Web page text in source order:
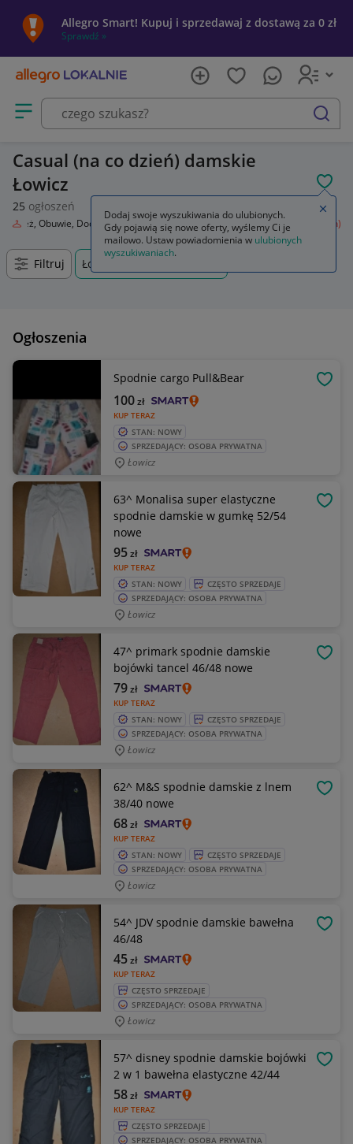
Allegro Smart! Kupuj i sprzedawaj z dostawą za 0 zł
Sprawdź »
Otwórz menu z kategoriami
szukaj
Casual (na co dzień) damskie
Łowicz
25 ogłoszeń
Odzież, Obuwie, Dodatki Odzież damska Spodnie Casual (na co dzień)
Filtruj Łowicz, Łódzkie, +0 km
Ogłoszenia
Spodnie cargo Pull&Bear
KUP TERAZ
100zł
STAN: NOWY
SPRZEDAJĄCY: OSOBA PRYWATNA
Łowicz
63^ Monalisa super elastyczne
spodnie damskie w gumkę 52/54
nowe
KUP TERAZ
95zł
STAN: NOWY
CZĘSTO SPRZEDAJE
SPRZEDAJĄCY: OSOBA PRYWATNA
Łowicz
47^ primark spodnie damskie
bojówki tancel 46/48 nowe
KUP TERAZ
79zł
STAN: NOWY
CZĘSTO SPRZEDAJE
SPRZEDAJĄCY: OSOBA PRYWATNA
Łowicz
62^ M&S spodnie damskie z lnem
38/40 nowe
KUP TERAZ
68zł
STAN: NOWY
CZĘSTO SPRZEDAJE
SPRZEDAJĄCY: OSOBA PRYWATNA
Łowicz
54^ JDV spodnie damskie bawełna
46/48
KUP TERAZ
45zł
CZĘSTO SPRZEDAJE
SPRZEDAJĄCY: OSOBA PRYWATNA
Łowicz
57^ disney spodnie damskie bojówki
2 w 1 bawełna elastyczne 42/44
KUP TERAZ
58zł
CZĘSTO SPRZEDAJE
SPRZEDAJĄCY: OSOBA PRYWATNA
Dodaj swoje wyszukiwania do ulubionych.
Gdy pojawią się nowe oferty, wyślemy Ci je
mailowo. Ustaw powiadomienia w ulubionych
wyszukiwaniach.